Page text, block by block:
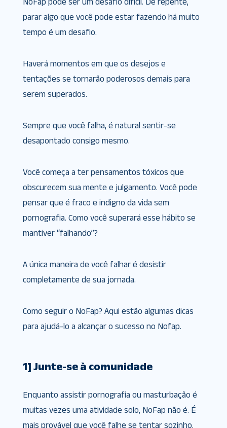
parar algo que você pode estar fazendo há muito
tempo é um desafio.
Haverá momentos em que os desejos e
tentações se tornarão poderosos demais para
serem superados.
Sempre que você falha, é natural sentir-se
desapontado consigo mesmo.
Você começa a ter pensamentos tóxicos que
obscurecem sua mente e julgamento. Você pode
pensar que é fraco e indigno da vida sem
pornografia. Como você superará esse hábito se
mantiver “falhando”?
A única maneira de você falhar é desistir
completamente de sua jornada.
Como seguir o NoFap? Aqui estão algumas dicas
para ajudá-lo a alcançar o sucesso no Nofap.
1] Junte-se à comunidade
Enquanto assistir pornografia ou masturbação é
muitas vezes uma atividade solo, NoFap não é. É
mais provável que você falhe se tentar sozinho.